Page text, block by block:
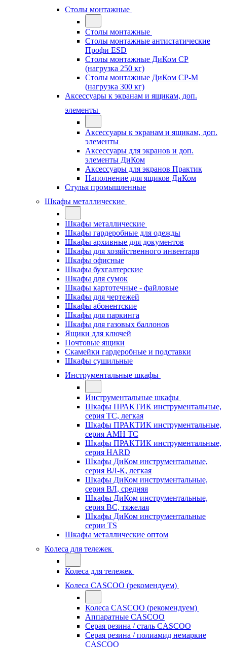
Столы монтажные
Столы монтажные
Столы монтажные антистатические
Профи ESD
Столы монтажные ДиКом СР
(нагрузка 250 кг)
Столы монтажные ДиКом СР-М
(нагрузка 300 кг)
Аксессуары к экранам и ящикам, доп.
элементы
Аксессуары к экранам и ящикам, доп.
элементы
Аксессуары для экранов и доп.
элементы ДиКом
Аксессуары для экранов Практик
Наполнение для ящиков ДиКом
Стулья промышленные
Шкафы металлические
Шкафы металлические
Шкафы гардеробные для одежды
Шкафы архивные для документов
Шкафы для хозяйственного инвентаря
Шкафы офисные
Шкафы бухгалтерские
Шкафы для сумок
Шкафы картотечные - файловые
Шкафы для чертежей
Шкафы абонентские
Шкафы для паркинга
Шкафы для газовых баллонов
Ящики для ключей
Почтовые ящики
Скамейки гардеробные и подставки
Шкафы сушильные
Инструментальные шкафы
Инструментальные шкафы
Шкафы ПРАКТИК инструментальные,
серия ТC, легкая
Шкафы ПРАКТИК инструментальные,
серия AMH TC
Шкафы ПРАКТИК инструментальные,
серия HARD
Шкафы ДиКом инструментальные,
cерия ВЛ-К, легкая
Шкафы ДиКом инструментальные,
серия ВЛ, средняя
Шкафы ДиКом инструментальные,
серия ВС, тяжелая
Шкафы ДиКом инструментальные
серии TS
Шкафы металлические оптом
Колеса для тележек
Колеса для тележек
Колеса CASCOO (рекомендуем)
Колеса CASCOO (рекомендуем)
Аппаратные CASCOO
Серая резина / сталь CASCOO
Серая резина / полиамид немаркие
CASCOO